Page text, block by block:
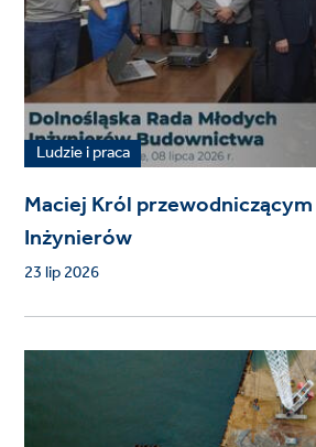
Ludzie i praca
Maciej Król przewodniczącym
Inżynierów
23 lip 2026